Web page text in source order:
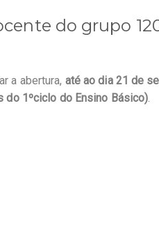
do grupo
a abertura, até ao dia 21 de
do 1ºciclo do Ensino Básico).